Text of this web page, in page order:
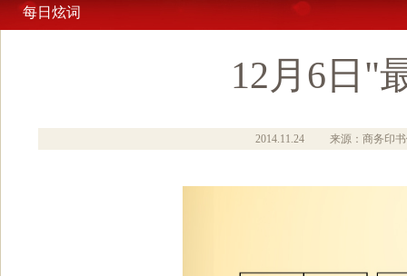
每日炫词
12月6日"
2014.11.24 来源：商务印